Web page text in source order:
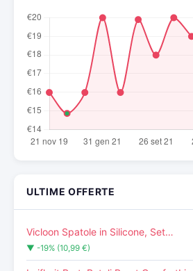
ULTIME OFFERTE
Vicloon Spatole in Silicone, Set…
▼ -19% (10,99 €)